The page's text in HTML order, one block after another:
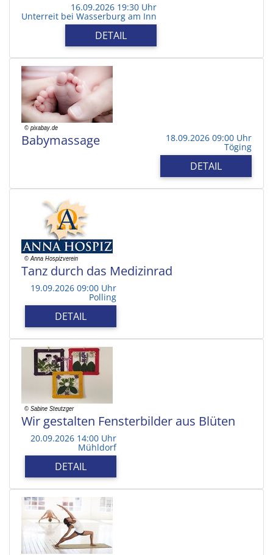
16.09.2026 19:30 Uhr
Unterreit bei Wasserburg am Inn
DETAIL
Babymassage 18.09.2026 09:00 Uhr
Töging
DETAIL
Tanz durch das Medizinrad
19.09.2026 09:00 Uhr
Polling
DETAIL
Wir gestalten Fensterbilder aus Blüten
20.09.2026 14:00 Uhr
Mühldorf
DETAIL